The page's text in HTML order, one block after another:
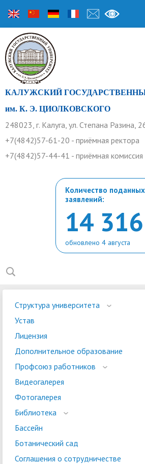
КАЛУЖСКИЙ
им. К. Э. ЦИОЛКОВСКОГО
248023, г. Калуга, ул. Степана Разина,
+7(4842)57-61-20 - приёмная ректора
+7(4842)57-44-41 - приёмная комиссия
Количество поданных
заявлений:
14 316
обновлено 4 августа
Структура университета
Устав
Лицензия
Дополнительное образование
Профсоюз работников
Видеогалерея
Фотогалерея
Библиотека
Бассейн
Ботанический сад
Соглашения о сотрудничестве